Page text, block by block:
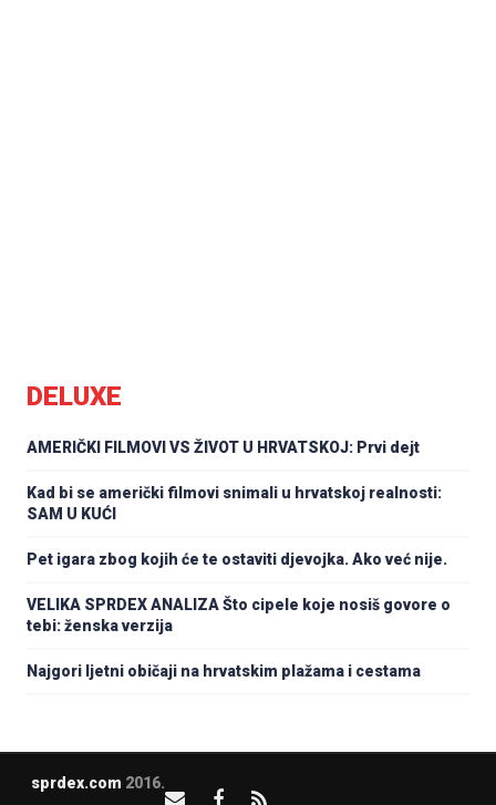
DELUXE
AMERIČKI FILMOVI VS ŽIVOT U HRVATSKOJ: Prvi dejt
Kad bi se američki filmovi snimali u hrvatskoj realnosti:
SAM U KUĆI
Pet igara zbog kojih će te ostaviti djevojka. Ako već nije.
VELIKA SPRDEX ANALIZA Što cipele koje nosiš govore o
tebi: ženska verzija
Najgori ljetni običaji na hrvatskim plažama i cestama
sprdex.com 2016.